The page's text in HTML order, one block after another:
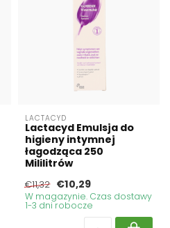
LACTACYD
Lactacyd Emulsja do
higieny intymnej
łagodząca 250
Mililitrów
€11,32 €10,29
W magazynie. Czas dostawy
1-3 dni robocze